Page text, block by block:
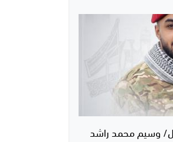
وسيم محمد راشد